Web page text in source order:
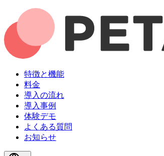
特徴と機能
料金
導入の流れ
導入事例
体験デモ
よくある質問
お知らせ